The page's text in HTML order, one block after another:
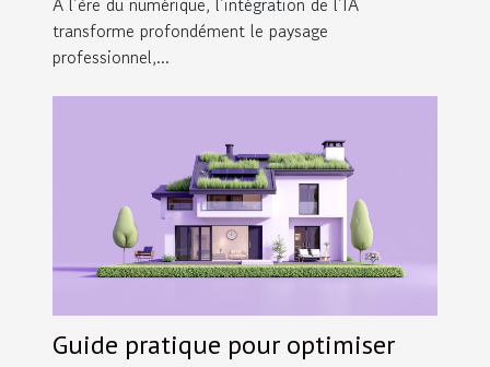
transforme profondément le paysage
professionnel,...
Guide pratique pour optimiser